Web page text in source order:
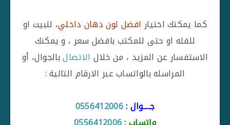
كما يمكنك اختيارافضل لون دهان داخلي، للبيت او
للفله او حتى للمكتب بافضل سعر ، و يمكنك
الاستفسار عن المزيد ، من خلال الاتصالبالجوال، أو
المراسله بالواتساب عبر الارقام التالية :
جــــوال :0556412006